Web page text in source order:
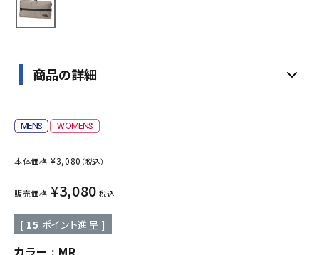
商品の詳細
本体価格 ¥3,080 （税込）
販売価格 ¥3,080 税込
[ 15 ポイント進呈 ]
カラー MR